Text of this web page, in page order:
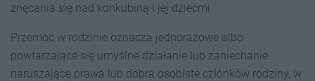
znęcania się nad konkubiną i jej dziećmi.
Przemoc w rodzinie oznacza jednorazowe albo
powtarzające się umyślne działanie lub zaniechanie
naruszające prawa lub dobra osobiste członków rodziny, w